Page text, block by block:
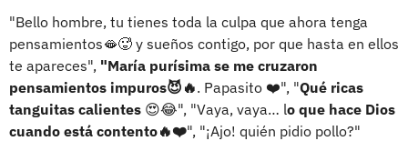
"Bello hombre, tu tienes toda la culpa que ahora tenga
pensamientos🫦🥵 y sueños contigo, por que hasta en ellos
te apareces", "María purísima se me cruzaron
pensamientos impuros😈🔥. Papasito ❤️", "Qué ricas
tanguitas calientes 😍😂", "Vaya, vaya… lo que hace Dios
cuando está contento🔥❤️", "¡Ajo! quién pidio pollo?"